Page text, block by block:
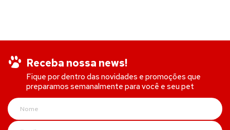
Receba nossa news!
Fique por dentro das novidades e promoções que
preparamos semanalmente para você e seu pet